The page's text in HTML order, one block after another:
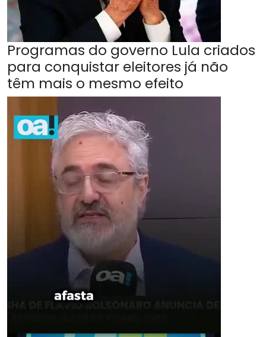
Programas do governo Lula criados
para conquistar eleitores já não
têm mais o mesmo efeito